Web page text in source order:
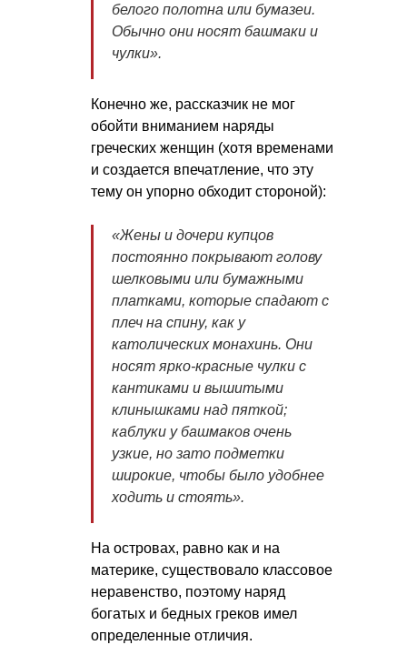
белого полотна или бумазеи.
Обычно они носят башмаки и
чулки».
Конечно же, рассказчик не мог
обойти вниманием наряды
греческих женщин (хотя временами
и создается впечатление, что эту
тему он упорно обходит стороной):
«Жены и дочери купцов
постоянно покрывают голову
шелковыми или бумажными
платками, которые спадают с
плеч на спину, как у
католических монахинь. Они
носят ярко-красные чулки с
кантиками и вышитыми
клинышками над пяткой;
каблуки у башмаков очень
узкие, но зато подметки
широкие, чтобы было удобнее
ходить и стоять».
На островах, равно как и на
материке, существовало классовое
неравенство, поэтому наряд
богатых и бедных греков имел
определенные отличия.